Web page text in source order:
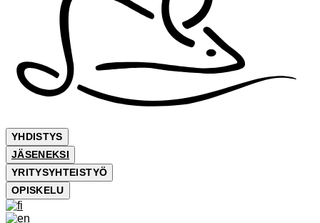
YHDISTYS
JÄSENEKSI
YRITYSYHTEISTYÖ
OPISKELU